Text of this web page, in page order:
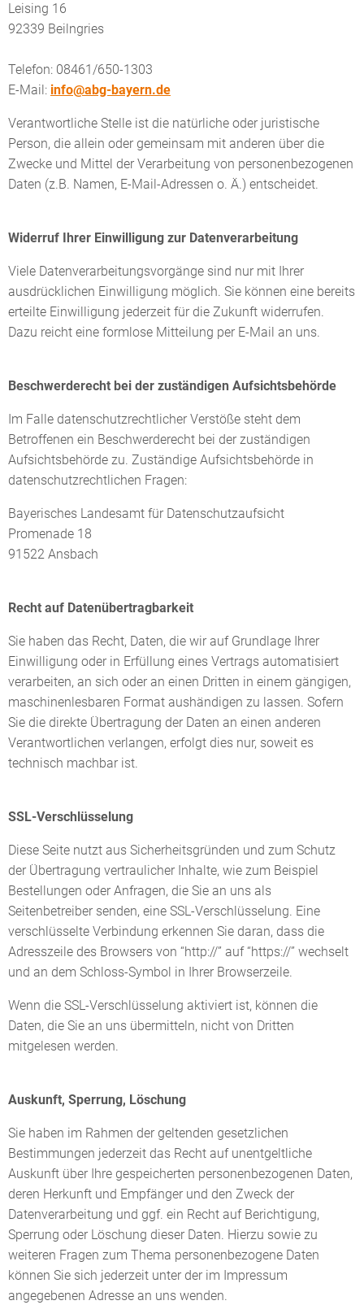
Leising 16
92339 Beilngries
Telefon: 08461/650-1303
E-Mail: info@abg-bayern.de
Verantwortliche Stelle ist die natürliche oder juristische
Person, die allein oder gemeinsam mit anderen über die
Zwecke und Mittel der Verarbeitung von personenbezogenen
Daten (z.B. Namen, E-Mail-Adressen o. Ä.) entscheidet.
Widerruf Ihrer Einwilligung zur Datenverarbeitung
Viele Datenverarbeitungsvorgänge sind nur mit Ihrer
ausdrücklichen Einwilligung möglich. Sie können eine bereits
erteilte Einwilligung jederzeit für die Zukunft widerrufen.
Dazu reicht eine formlose Mitteilung per E-Mail an uns.
Beschwerderecht bei der zuständigen Aufsichtsbehörde
Im Falle datenschutzrechtlicher Verstöße steht dem
Betroffenen ein Beschwerderecht bei der zuständigen
Aufsichtsbehörde zu. Zuständige Aufsichtsbehörde in
datenschutzrechtlichen Fragen:
Bayerisches Landesamt für Datenschutzaufsicht
Promenade 18
91522 Ansbach
Recht auf Datenübertragbarkeit
Sie haben das Recht, Daten, die wir auf Grundlage Ihrer
Einwilligung oder in Erfüllung eines Vertrags automatisiert
verarbeiten, an sich oder an einen Dritten in einem gängigen,
maschinenlesbaren Format aushändigen zu lassen. Sofern
Sie die direkte Übertragung der Daten an einen anderen
Verantwortlichen verlangen, erfolgt dies nur, soweit es
technisch machbar ist.
SSL-Verschlüsselung
Diese Seite nutzt aus Sicherheitsgründen und zum Schutz
der Übertragung vertraulicher Inhalte, wie zum Beispiel
Bestellungen oder Anfragen, die Sie an uns als
Seitenbetreiber senden, eine SSL-Verschlüsselung. Eine
verschlüsselte Verbindung erkennen Sie daran, dass die
Adresszeile des Browsers von “http://” auf “https://” wechselt
und an dem Schloss-Symbol in Ihrer Browserzeile.
Wenn die SSL-Verschlüsselung aktiviert ist, können die
Daten, die Sie an uns übermitteln, nicht von Dritten
mitgelesen werden.
Auskunft, Sperrung, Löschung
Sie haben im Rahmen der geltenden gesetzlichen
Bestimmungen jederzeit das Recht auf unentgeltliche
Auskunft über Ihre gespeicherten personenbezogenen Daten,
deren Herkunft und Empfänger und den Zweck der
Datenverarbeitung und ggf. ein Recht auf Berichtigung,
Sperrung oder Löschung dieser Daten. Hierzu sowie zu
weiteren Fragen zum Thema personenbezogene Daten
können Sie sich jederzeit unter der im Impressum
angegebenen Adresse an uns wenden.